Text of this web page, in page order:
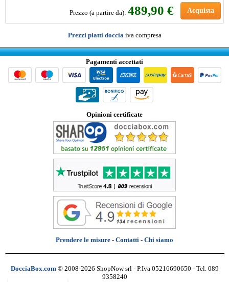
Prezzo (a partire da): 489,90 € Acquista
Prezzi piatti docciaiva compresa
Pagamenti accettati
Opinioni certificate
Prendere le misure - Contatti - Chi siamo
DocciaBox.com © 2008-2026 ShopNow srl - P.Iva 05216690650 - Tel. 089
9358240